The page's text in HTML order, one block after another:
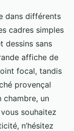
dans différents
cadres simples
dessins sans
affiche de
focal, tandis
provençal
un
souhaitez
n’hésitez